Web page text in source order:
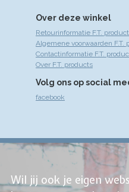
Over deze winkel
Retourinformatie F.T.
Algemene voorwaarden F.T.
Contactinformatie F.T.
Over F.T. products
Volg ons op social
facebook
Wil jij ook je eigen